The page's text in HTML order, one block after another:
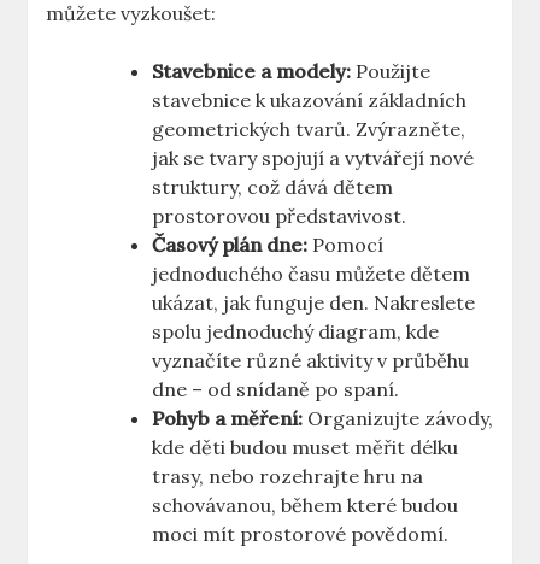
můžete vyzkoušet:
Stavebnice a modely: Použijte
stavebnice k ukazování základních
geometrických tvarů. Zvýrazněte,
jak se tvary spojují a vytvářejí nové
struktury, což dává dětem
prostorovou představivost.
Časový plán dne: Pomocí
jednoduchého času můžete dětem
ukázat, jak funguje den. Nakreslete
spolu jednoduchý diagram, kde
vyznačíte různé aktivity v průběhu
dne – od snídaně po spaní.
Pohyb a měření: Organizujte závody,
kde děti budou muset měřit délku
trasy, nebo rozehrajte hru na
schovávanou, během které budou
moci mít prostorové povědomí.